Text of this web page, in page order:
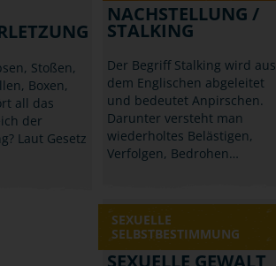
Stoßen,
Boxen,
all das
der
Laut Gesetz
NACHSTELLUNG /
STALKING
Der Begriff Stalking wird aus
dem Englischen abgeleitet
und bedeutet Anpirschen.
Darunter versteht man
wiederholtes Belästigen,
Verfolgen, Bedrohen…
SEXUELLE
SELBSTBESTIMMUNG
SEXUELLE GEWALT